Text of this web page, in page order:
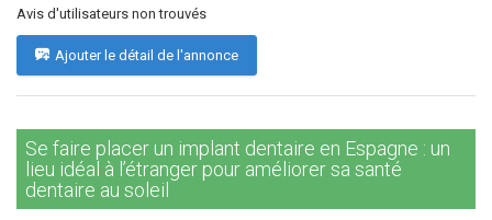
Avis d'utilisateurs non trouvés
Ajouter le détail de l'annonce
Se faire placer un implant dentaire en Espagne : un
lieu idéal à l’étranger pour améliorer sa santé
dentaire au soleil